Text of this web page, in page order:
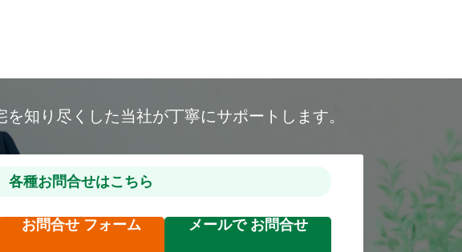
を知り尽くした当社が丁寧にサポートします。
各種お問合せはこちら
お問合せ フォーム メールで お問合せ